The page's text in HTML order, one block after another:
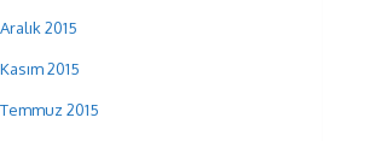
Aralık 2015
Kasım 2015
Temmuz 2015